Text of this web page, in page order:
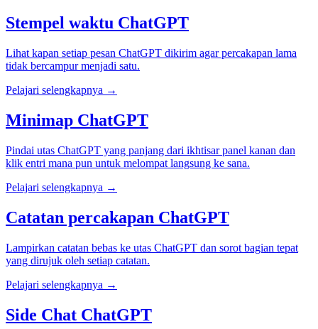
Stempel waktu ChatGPT
Lihat kapan setiap pesan ChatGPT dikirim agar percakapan lama
tidak bercampur menjadi satu.
Pelajari selengkapnya →
Minimap ChatGPT
Pindai utas ChatGPT yang panjang dari ikhtisar panel kanan dan
klik entri mana pun untuk melompat langsung ke sana.
Pelajari selengkapnya →
Catatan percakapan ChatGPT
Lampirkan catatan bebas ke utas ChatGPT dan sorot bagian tepat
yang dirujuk oleh setiap catatan.
Pelajari selengkapnya →
Side Chat ChatGPT